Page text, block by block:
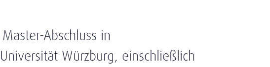
Abschluss in
Würzburg, einschließlich